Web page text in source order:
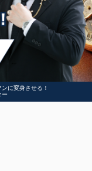
に変身させる！
ー